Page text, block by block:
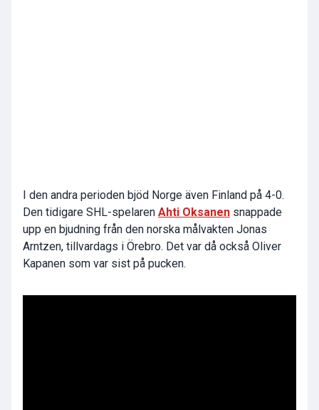
I den andra perioden bjöd Norge även Finland på 4-0.
Den tidigare SHL-spelaren Ahti Oksanen snappade
upp en bjudning från den norska målvakten Jonas
Arntzen, tillvardags i Örebro. Det var då också Oliver
Kapanen som var sist på pucken.